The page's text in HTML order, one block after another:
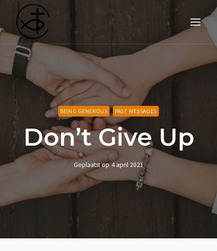
Doorgaan
inhoud
BEING GENEROUS PAST MESSAGES
Don’t Give Up
Geplaatst op4 april 2021